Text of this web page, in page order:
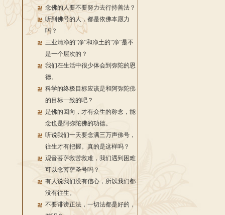
念佛的人要不要努力去行持善法？
听到佛号的人，都是依佛本愿力
吗？
三业清净的“净”和净土的“净”是不
是一个层次的？
我们在生活中很少体会到弥陀的恩
德。
科学的终极目标应该是和阿弥陀佛
的目标一致的吧？
是佛的回向，才有众生的称念，能
念也是阿弥陀佛的功德。
听说我们一天要念满三万声佛号，
往生才有把握。真的是这样吗？
观音菩萨救苦救难，我们遇到困难
可以念菩萨圣号吗？
有人说我们没有信心，所以我们都
没有往生。
不要诽谤正法，一切法都是好的，